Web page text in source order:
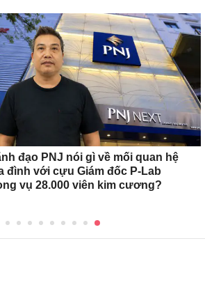
đạo PNJ nói gì về mối quan hệ
đình với cựu Giám đốc P-Lab
vụ 28.000 viên kim cương?